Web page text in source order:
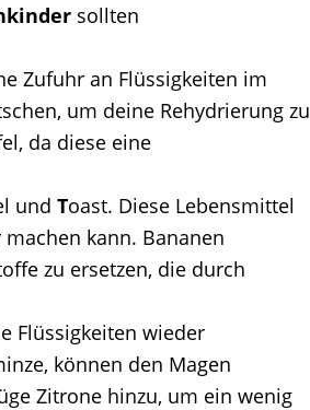
sollten
Zufuhr an Flüssigkeiten im
um deine Rehydrierung zu
da diese eine
und Toast. Diese Lebensmittel
kann. Bananen
zu ersetzen, die durch
Flüssigkeiten wieder
können den Magen
Zitrone hinzu, um ein wenig